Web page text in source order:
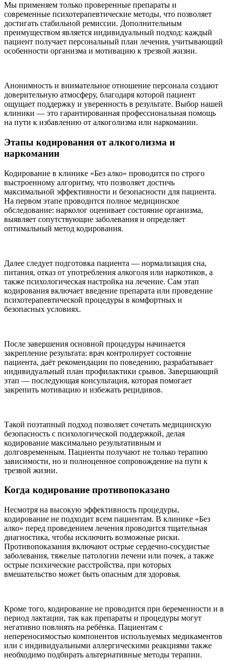
Мы применяем только проверенные препараты и
современные психотерапевтические методы, что позволяет
достигать стабильной ремиссии. Дополнительным
преимуществом является индивидуальный подход: каждый
пациент получает персональный план лечения, учитывающий
особенности организма и мотивацию к трезвой жизни.
Анонимность и внимательное отношение персонала создают
доверительную атмосферу, благодаря которой пациент
ощущает поддержку и уверенность в результате. Выбор нашей
клиники — это гарантированная профессиональная помощь
на пути к избавлению от алкоголизма или наркомании.
Этапы кодирования от алкоголизма и
наркомании
Кодирование в клинике «Без алко» проводится по строго
выстроенному алгоритму, что позволяет достичь
максимальной эффективности и безопасности для пациента.
На первом этапе проводится полное медицинское
обследование: нарколог оценивает состояние организма,
выявляет сопутствующие заболевания и определяет
оптимальный метод кодирования.
Далее следует подготовка пациента — нормализация сна,
питания, отказ от употребления алкоголя или наркотиков, а
также психологическая настройка на лечение. Сам этап
кодирования включает введение препарата или проведение
психотерапевтической процедуры в комфортных и
безопасных условиях.
После завершения основной процедуры начинается
закрепление результата: врач контролирует состояние
пациента, даёт рекомендации по поведению, разрабатывает
индивидуальный план профилактики срывов. Завершающий
этап — последующая консультация, которая помогает
закрепить мотивацию и избежать рецидивов.
Такой поэтапный подход позволяет сочетать медицинскую
безопасность с психологической поддержкой, делая
кодирование максимально результативным и
долговременным. Пациенты получают не только терапию
зависимости, но и полноценное сопровождение на пути к
трезвой жизни.
Когда кодирование противопоказано
Несмотря на высокую эффективность процедуры,
кодирование не подходит всем пациентам. В клинике «Без
алко» перед проведением лечения проводится тщательная
диагностика, чтобы исключить возможные риски.
Противопоказания включают острые сердечно-сосудистые
заболевания, тяжелые патологии печени или почек, а также
острые психические расстройства, при которых
вмешательство может быть опасным для здоровья.
Кроме того, кодирование не проводится при беременности и в
период лактации, так как препараты и процедуры могут
негативно повлиять на ребёнка. Пациентам с
непереносимостью компонентов используемых медикаментов
или с индивидуальными аллергическими реакциями также
необходимо подбирать альтернативные методы терапии.